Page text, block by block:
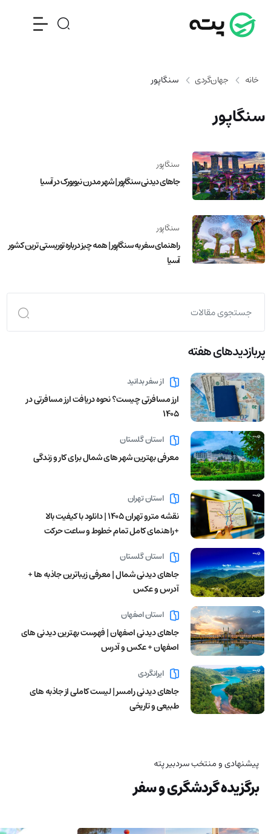
خانه جهان‌گردی سنگاپور
سنگاپور
سنگاپور
جاهای دیدنی سنگاپور | شهر مدرن نیویورک در آسیا
سنگاپور
راهنمای سفر به سنگاپور | همه چیز درباره توریستی ترین کشور
آسیا
پربازدید‌های هفته
از سفر بدانید
ارز مسافرتی چیست؟ نحوه دریافت ارز مسافرتی در
1405
استان گلستان
معرفی بهترین شهر های شمال برای کار و زندگی
استان تهران
نقشه مترو تهران ۱۴۰۵ | دانلود با کیفیت بالا
+راهنمای کامل تمام خطوط و ساعت حرکت
استان گلستان
جاهای دیدنی شمال | معرفی زیباترین جاذبه ها +
آدرس و عکس
استان اصفهان
جاهای دیدنی اصفهان | فهرست بهترین دیدنی های
اصفهان + عکس و آدرس
ایرانگردی
جاهای دیدنی رامسر | لیست کاملی از جاذبه های
طبیعی و تاریخی
پیشنهادی و منتخب سردبیر پته
برگزیده گردشگری و سفر